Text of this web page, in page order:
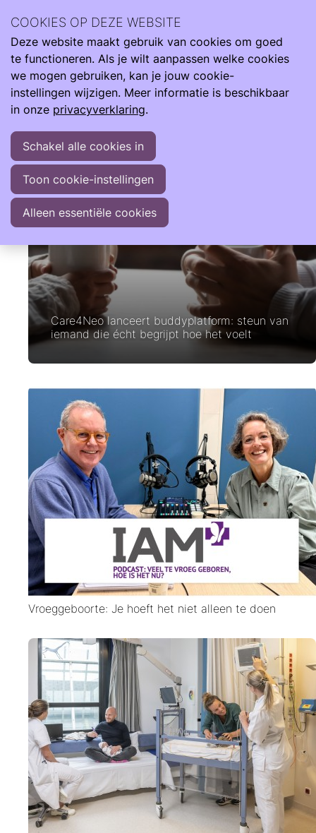
Zoeken
ontwikkelingen binnen en buiten onze Care4Neo
Community
Nieuws
Care4Neo lanceert buddyplatform: steun van
iemand die écht begrijpt hoe het voelt
Vroeggeboorte: Je hoeft het niet alleen te doen
COOKIES OP DEZE WEBSITE
Deze website maakt gebruik van cookies om goed
te functioneren. Als je wilt aanpassen welke cookies
we mogen gebruiken, kan je jouw cookie-
instellingen wijzigen. Meer informatie is beschikbaar
in onze privacyverklaring.
Schakel alle cookies in
Toon cookie-instellingen
Alleen essentiële cookies